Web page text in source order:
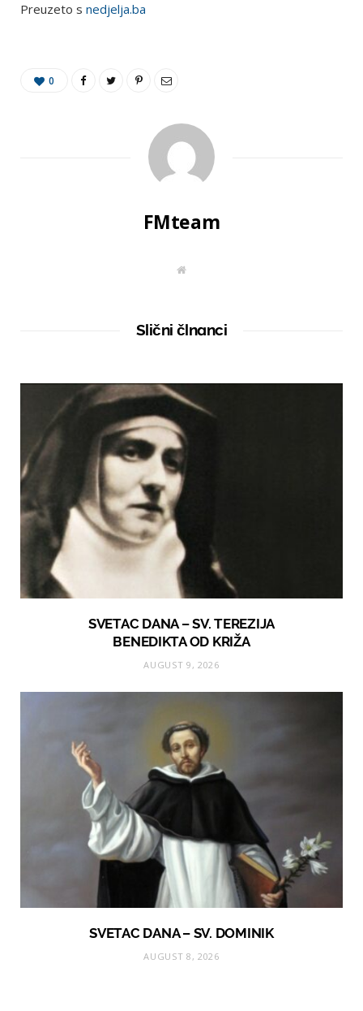
Preuzeto s nedjelja.ba
0
FMteam
W
t
Slični člnanci
SVETAC DANA – SV. TEREZIJA
BENEDIKTA OD KRIŽA
AUGUST 9, 2026
SVETAC DANA – SV. DOMINIK
AUGUST 8, 2026